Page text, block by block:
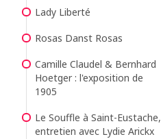
Lady Liberté
Rosas Danst Rosas
Camille Claudel & Bernhard
Hoetger : l'exposition de
1905
Le Souffle à Saint-Eustache,
entretien avec Lydie Arickx